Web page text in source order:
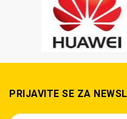
PRIJAVITE SE ZA